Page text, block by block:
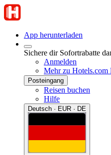
App herunterladen
Sichere dir Sofortrabatte
Anmelden
Mehr zu Hotels.com
Posteingang
Reisen buchen
Hilfe
Deutsch · EUR · DE